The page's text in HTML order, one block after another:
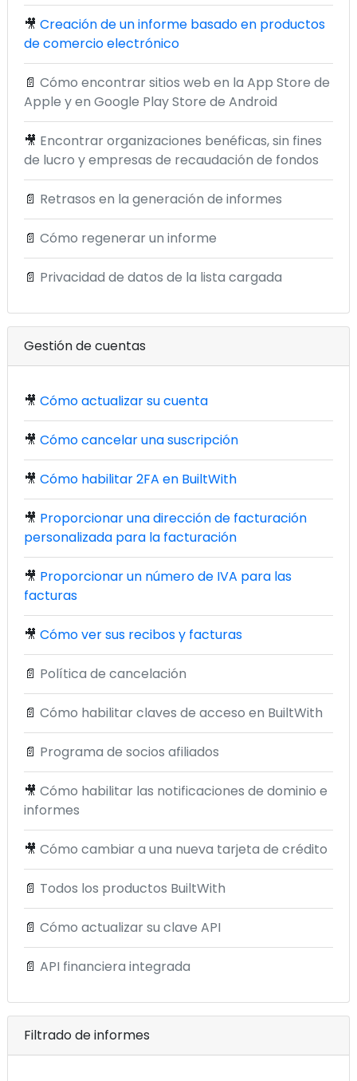
🎥 Creación de un informe basado en productos
de comercio electrónico
📄 Cómo encontrar sitios web en la App Store de
Apple y en Google Play Store de Android
🎥 Encontrar organizaciones benéficas, sin fines
de lucro y empresas de recaudación de fondos
📄 Retrasos en la generación de informes
📄 Cómo regenerar un informe
📄 Privacidad de datos de la lista cargada
Gestión de cuentas
🎥 Cómo actualizar su cuenta
🎥 Cómo cancelar una suscripción
🎥 Cómo habilitar 2FA en BuiltWith
🎥 Proporcionar una dirección de facturación
personalizada para la facturación
🎥 Proporcionar un número de IVA para las
facturas
🎥 Cómo ver sus recibos y facturas
📄 Política de cancelación
📄 Cómo habilitar claves de acceso en BuiltWith
📄 Programa de socios afiliados
🎥 Cómo habilitar las notificaciones de dominio e
informes
🎥 Cómo cambiar a una nueva tarjeta de crédito
📄 Todos los productos BuiltWith
📄 Cómo actualizar su clave API
📄 API financiera integrada
Filtrado de informes